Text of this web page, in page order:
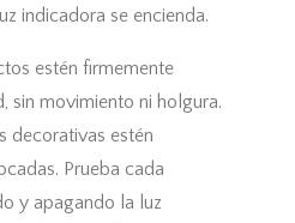
indicadora se encienda.
estén firmemente
sin movimiento ni holgura.
decorativas estén
Prueba cada
y apagando la luz